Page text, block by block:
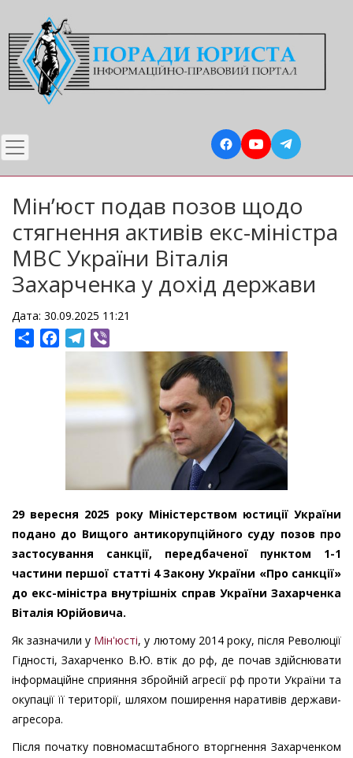
до
основного
вмісту
Мін’юст подав позов щодо
стягнення активів екс-міністра
МВС України Віталія
Захарченка у дохід держави
Дата: 30.09.2025 11:21
ShareFacebookTelegram
29 вересня 2025 року Міністерством юстиції України
подано до Вищого антикорупційного суду позов про
застосування санкції, передбаченої пунктом 1-1
частини першої статті 4 Закону України «Про санкції»
до екс-міністра внутрішніх справ України Захарченка
Віталія Юрійовича.
Як зазначили у Мін'юсті, у лютому 2014 року, після Революції
Гідності, Захарченко В.Ю. втік до рф, де почав здійснювати
інформаційне сприяння збройній агресії рф проти України та
окупації її території, шляхом поширення наративів держави-
агресора.
Після початку повномасштабного вторгнення Захарченком